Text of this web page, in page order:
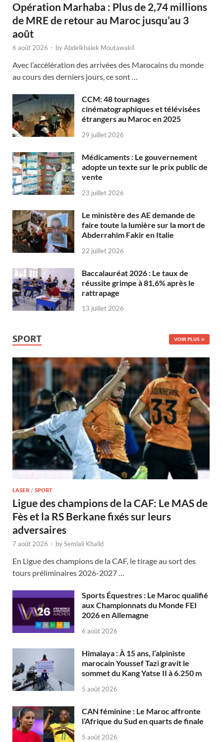
Opération Marhaba : Plus de 2,74 millions
de MRE de retour au Maroc jusqu’au 3
août
6 août 2026 - byAbdelkhalek Moutawakil
Avec l’accélération des arrivées des Marocains du monde
au cours des derniers jours, ce sont …
CCM: 48 tournages
cinématographiques et télévisées
étrangers au Maroc en 2025
29 juillet 2026
Médicaments : Le gouvernement
adopte un texte sur le prix public de
vente
23 juillet 2026
Le ministère des AE demande de
faire toute la lumière sur la mort de
Abderrahim Fakir en Italie
22 juillet 2026
Baccalauréat 2026 : Le taux de
réussite grimpe à 81,6% après le
rattrapage
13 juillet 2026
SPORT VOIR PLUS
LASER / SPORT
Ligue des champions de la CAF: Le MAS de
Fès et la RS Berkane fixés sur leurs
adversaires
7 août 2026 - bySemlali Khalid
En Ligue des champions de la CAF, le tirage au sort des
tours préliminaires 2026-2027 …
Sports Équestres : Le Maroc qualifié
aux Championnats du Monde FEI
2026 en Allemagne
6 août 2026
Himalaya : À 15 ans, l’alpiniste
marocain Youssef Tazi gravit le
sommet du Kang Yatse II à 6.250 m
5 août 2026
CAN féminine : Le Maroc affronte
l’Afrique du Sud en quarts de finale
5 août 2026